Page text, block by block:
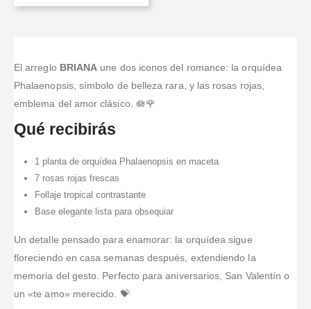
El arreglo BRIANA une dos iconos del romance: la orquídea
Phalaenopsis, símbolo de belleza rara, y las rosas rojas,
emblema del amor clásico. 🪷🌹
Qué recibirás
1 planta de orquídea Phalaenopsis en maceta
7 rosas rojas frescas
Follaje tropical contrastante
Base elegante lista para obsequiar
Un detalle pensado para enamorar: la orquídea sigue
floreciendo en casa semanas después, extendiendo la
memoria del gesto. Perfecto para aniversarios, San Valentín o
un «te amo» merecido. 💝